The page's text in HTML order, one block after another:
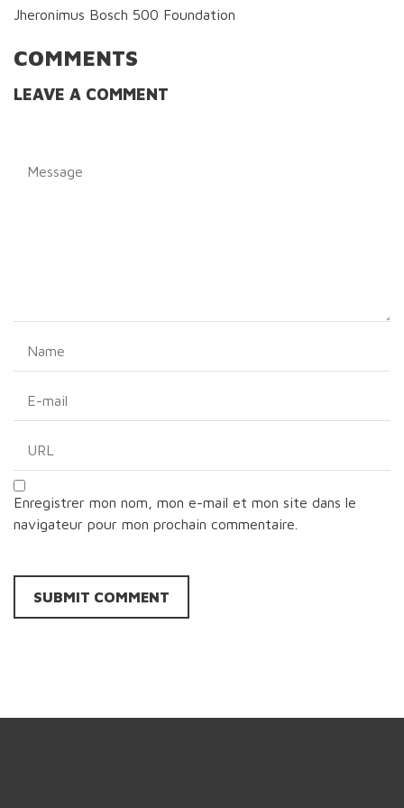
Jheronimus Bosch 500 Foundation
COMMENTS
LEAVE A COMMENT
Enregistrer mon nom, mon e-mail et mon site dans le
navigateur pour mon prochain commentaire.